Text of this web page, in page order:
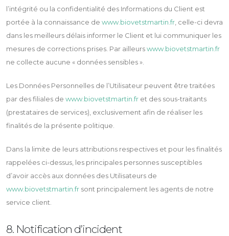
l’intégrité ou la confidentialité des Informations du Client est
portée à la connaissance de www.biovetstmartin.fr , celle-ci devra
dans les meilleurs délais informer le Client et lui communiquer les
mesures de corrections prises. Par ailleurswww.biovetstmartin.fr
ne collecte aucune « données sensibles ».
Les Données Personnelles de l’Utilisateur peuvent être traitées
par des filiales de www.biovetstmartin.fr et des sous-traitants
(prestataires de services), exclusivement afin de réaliser les
finalités de la présente politique.
Dans la limite de leurs attributions respectives et pour les finalités
rappelées ci-dessus, les principales personnes susceptibles
d’avoir accès aux données des Utilisateurs de
www.biovetstmartin.fr sont principalement les agents de notre
service client.
8. Notification d’incident